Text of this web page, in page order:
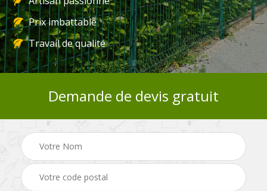
Prix imbattable
Travail de qualité
Demande de devis gratuit